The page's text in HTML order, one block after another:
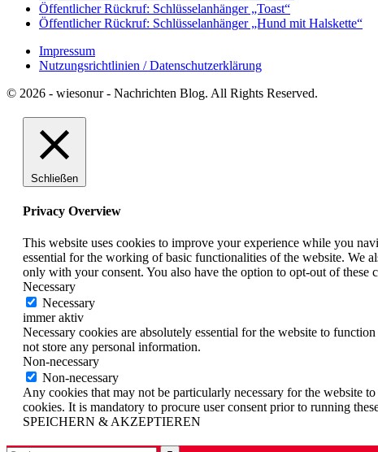
Öffentlicher Rückruf: Schlüsselanhänger „Toast“
Öffentlicher Rückruf: Schlüsselanhänger „Hund mit Halskette“
Impressum
Nutzungsrichtlinien / Datenschutzerklärung
© 2026 - wiesonur - Nachrichten Blog. All Rights Reserved.
Schließen
Privacy Overview
This website uses cookies to improve your experience while you
essential for the working of basic functionalities of the website. We
only with your consent. You also have the option to opt-out of
Necessary
Necessary
immer aktiv
Necessary cookies are absolutely essential for the website to
not store any personal information.
Non-necessary
Non-necessary
Any cookies that may not be particularly necessary for the website
cookies. It is mandatory to procure user consent prior to running
SPEICHERN & AKZEPTIEREN